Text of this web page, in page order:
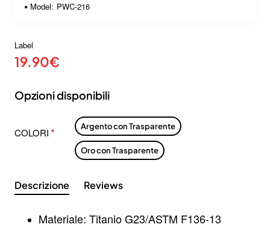
Model: PWC-216
Label
19.90€
Opzioni disponibili
COLORI
Argento con Trasparente
Oro con Trasparente
Descrizione Reviews
Materiale: Titanio G23/ASTM F136-13